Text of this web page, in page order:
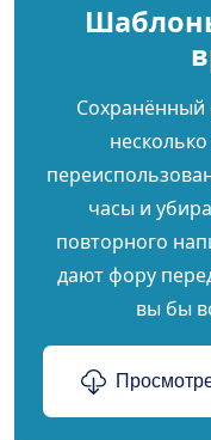
Сохранённый
часы и
повторного
дают фору
вы бы